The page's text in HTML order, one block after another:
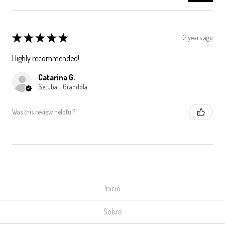
★★★★★ 2 years ago
Highly recommended!
Catarina G.
Setubal , Grandola
Was this review helpful?
Início
Sobre